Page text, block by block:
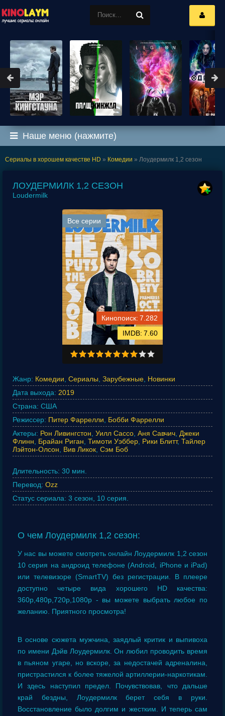
Наше меню (нажмите)
Сериалы в хорошем качестве HD » Комедии » Лоудермилк 1,2 сезон
ЛОУДЕРМИЛК 1,2 СЕЗОН
Loudermilk
Все серии
7.282
7.60
Жанр: Комедии, Сериалы, Зарубежные, Новинки
Дата выхода: 2019
Страна: США
Режиссер: Питер Фаррелли, Бобби Фаррелли
Актеры: Рон Ливингстон, Уилл Сассо, Аня Савчич, Джеки
Флинн, Брайан Риган, Тимоти Уэббер, Рики Блитт, Тайлер
Лэйтон-Олсон, Вив Ликок, Сэм Боб
Длительность: 30 мин.
Перевод: Ozz
Статус сериала: 3 сезон, 10 серия.
О чем Лоудермилк 1,2 сезон:
У нас вы можете смотреть онлайн Лоудермилк 1,2 сезон
10 серия на андроид телефоне (Android, iPhone и iPad)
или телевизоре (SmartTV) без регистрации. В плеере
доступно четыре вида хорошего HD качества:
360p,480p,720p,1080p - вы можете выбрать любое по
желанию. Приятного просмотра!
В основе сюжета мужчина, заядлый критик и выпивоха
по имени Дэйв Лоудермилк. Он любил проводить время
в пьяном угаре, но вскоре, за недостачей адреналина,
пристрастился к более тяжелой артиллерии-наркотикам.
И здесь наступил предел. Почувствовав, что дальше
край бездны, Лоудермилк берет себя в руки.
Восстановление было долгим и жестким. И теперь сам